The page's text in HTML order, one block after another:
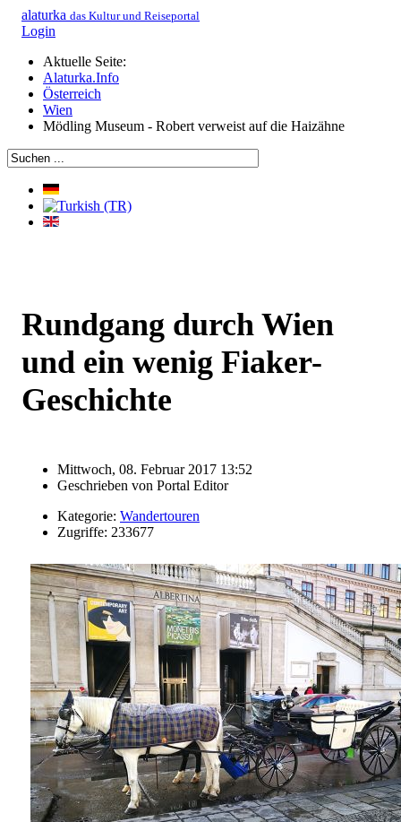
alaturka das Kultur und Reiseportal
Login
Aktuelle Seite:
Alaturka.Info
Österreich
Wien
Mödling Museum - Robert verweist auf die Haizähne
Rundgang durch Wien
und ein wenig Fiaker-
Geschichte
Mittwoch, 08. Februar 2017 13:52
Geschrieben von Portal Editor
Kategorie: Wandertouren
Zugriffe: 233677